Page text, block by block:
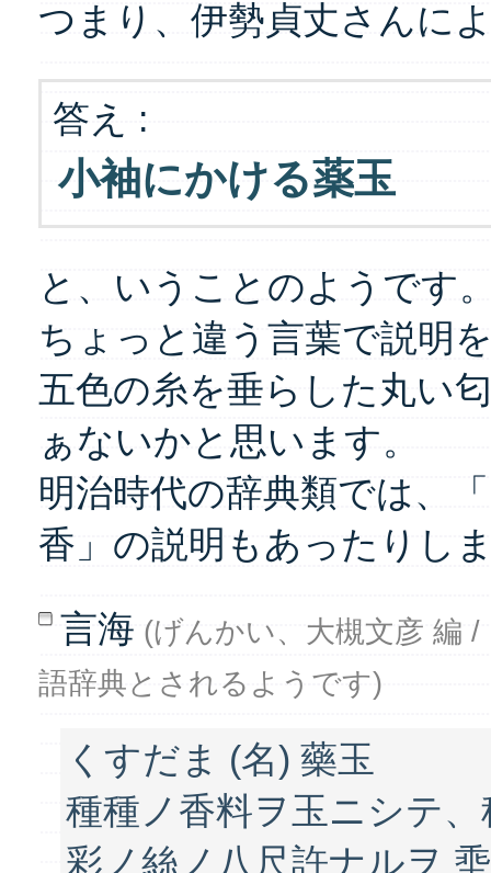
つまり、伊勢貞丈さんに
答え :
小袖にかける薬玉
と、いうことのようです
ちょっと違う言葉で説明
五色の糸を垂らした丸い
ぁないかと思います。
明治時代の辞典類では、
香」の説明もあったりし
言海 (げんかい、大槻文彦 編
語辞典とされるようです)
くすだま (名) 藥玉
種種ノ香料ヲ玉ニシテ
彩ノ絲ノ八尺許ナルヲ